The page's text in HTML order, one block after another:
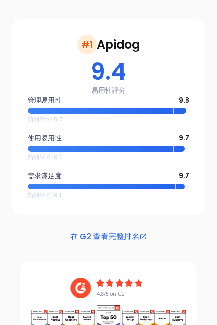
#1 Apidog
9.4
易用性評分
管理易用性
9.8
類別平均: 9.0
使用易用性 9.7
類別平均: 9.0
需求滿足度 9.7
類別平均: 9.1
在 G2 查看完整排名
4.8/5 on G2